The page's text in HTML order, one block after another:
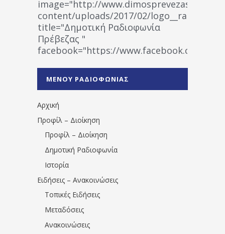
image="http://www.dimosprevezas.gr/wp-
content/uploads/2017/02/
title="Δημοτική Ραδιοφωνία
Πρέβεζας "
facebook="https://www.facebook.com/
1531194763766854/" artist="" ]
ΜΕΝΟΥ ΡΑΔΙΟΦΩΝΙΑΣ
Αρχική
Προφίλ – Διοίκηση
Προφίλ – Διοίκηση
Δημοτική Ραδιοφωνία
Ιστορία
Ειδήσεις – Ανακοινώσεις
Τοπικές Ειδήσεις
Μεταδόσεις
Ανακοινώσεις